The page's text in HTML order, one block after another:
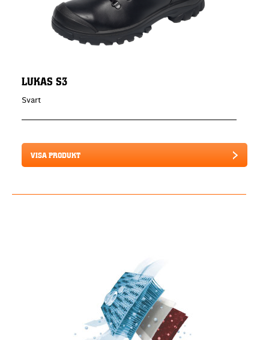
LUKAS S3
Svart
VISA PRODUKT